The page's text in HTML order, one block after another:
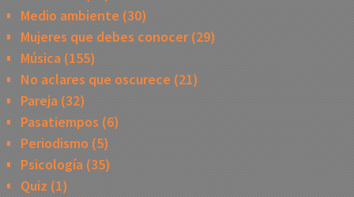
Medio ambiente (30)
Mujeres que debes conocer(29)
Música(155)
No aclares que oscurece (21)
Pareja(32)
Pasatiempos (6)
Periodismo (5)
Psicología(35)
Quiz (1)